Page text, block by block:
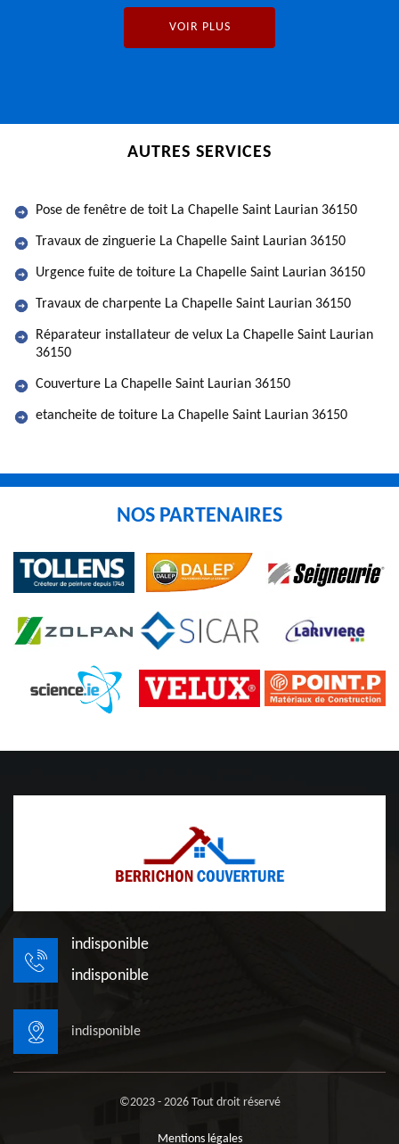
VOIR PLUS
AUTRES SERVICES
Pose de fenêtre de toit La Chapelle Saint Laurian 36150
Travaux de zinguerie La Chapelle Saint Laurian 36150
Urgence fuite de toiture La Chapelle Saint Laurian 36150
Travaux de charpente La Chapelle Saint Laurian 36150
Réparateur installateur de velux La Chapelle Saint Laurian
36150
Couverture La Chapelle Saint Laurian 36150
etancheite de toiture La Chapelle Saint Laurian 36150
NOS PARTENAIRES
indisponible
indisponible
indisponible
©2023 - 2026 Tout droit réservé
Mentions légales